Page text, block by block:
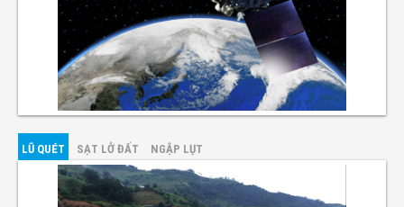
LŨ QUÉT SẠT LỞ ĐẤT NGẬP LỤT